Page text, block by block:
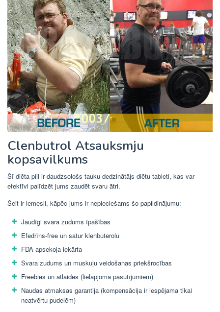
Clenbutrol Atsauksmju
kopsavilkums
Šī diēta pill ir daudzsološs tauku dedzinātājs diētu tableti, kas var
efektīvi palīdzēt jums zaudēt svaru ātri.
Šeit ir iemesli, kāpēc jums ir nepieciešams šo papildinājumu:
Jaudīgi svara zudums īpašības
Efedrīns-free un satur klenbuterolu
FDA apsekoja iekārta
Svara zudums un muskuļu veidošanas priekšrocības
Freebies un atlaides (lielapjoma pasūtījumiem)
Naudas atmaksas garantija (kompensācija ir iespējama tikai
neatvērtu pudelēm)